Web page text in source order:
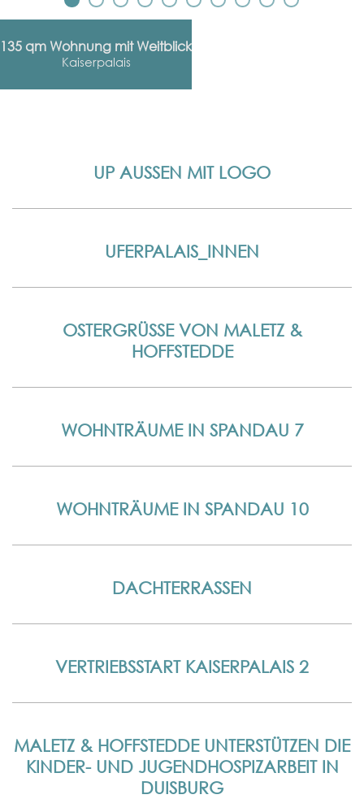
135 qm Wohnung mit Weitblick
Kaiserpalais
UP AUSSEN MIT LOGO
UFERPALAIS_INNEN
OSTERGRÜSSE VON MALETZ & H
OFFSTEDDE
WOHNTRÄUME IN SPANDAU 7
WOHNTRÄUME IN SPANDAU 10
DACHTERRASSEN
VERTRIEBSSTART KAISERPALAIS 2
MALETZ & HOFFSTEDDE UNTERSTÜTZEN DIE
KINDER- UND JUGENDHOSPIZARBEIT IN
DUISBURG